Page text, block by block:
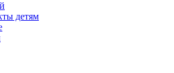
страны, столицы и города, клипы из
песни из мультиков, детские
о мультфильмах и про персонажей
детям